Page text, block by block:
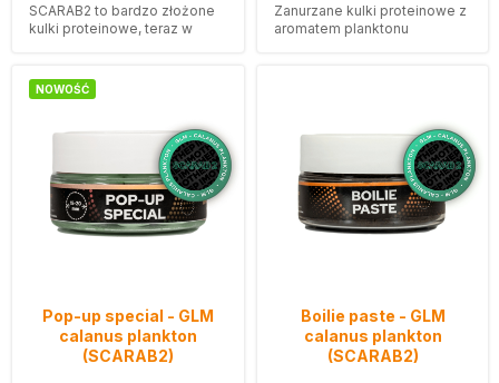
SCARAB2 to bardzo złożone
kulki proteinowe, teraz w
Zanurzane kulki proteinowe z
aromatem planktonu
Pop-up special - GLM
calanus plankton
(SCARAB2)
NOWOŚĆ
Boilie paste - GLM
calanus plankton
(SCARAB2)